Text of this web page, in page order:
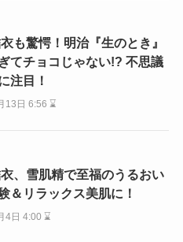
も驚愕！明治『生のとき』
てチョコじゃない!? 不思議
注目！
13日 6:56 ⌛
衣、雪肌精で至福のうるおい
＆リラックス美肌に！
4日 4:00 ⌛